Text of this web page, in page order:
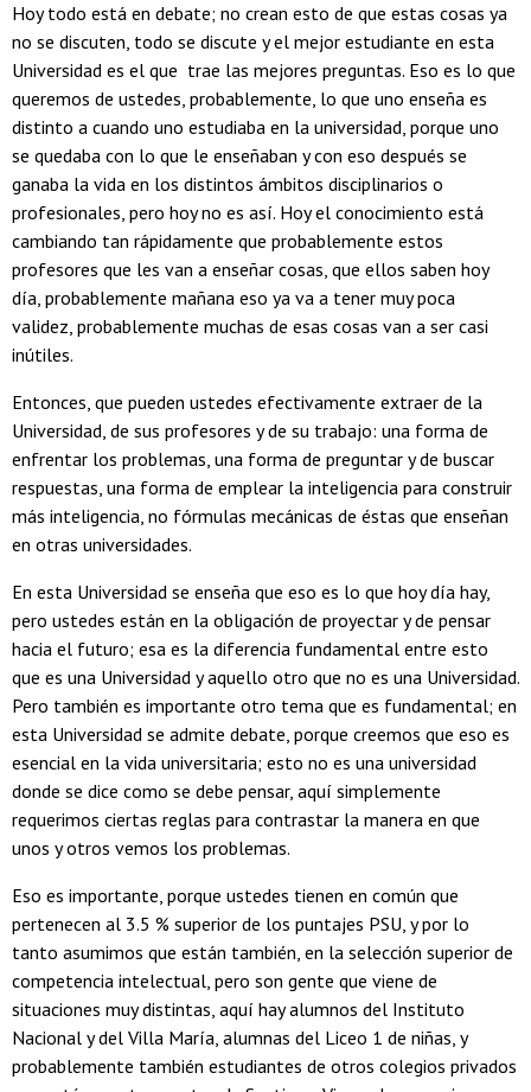
Hoy todo está en debate; no crean esto de que estas cosas ya
no se discuten, todo se discute y el mejor estudiante en esta
Universidad es el que trae las mejores preguntas. Eso es lo que
queremos de ustedes, probablemente, lo que uno enseña es
distinto a cuando uno estudiaba en la universidad, porque uno
se quedaba con lo que le enseñaban y con eso después se
ganaba la vida en los distintos ámbitos disciplinarios o
profesionales, pero hoy no es así. Hoy el conocimiento está
cambiando tan rápidamente que probablemente estos
profesores que les van a enseñar cosas, que ellos saben hoy
día, probablemente mañana eso ya va a tener muy poca
validez, probablemente muchas de esas cosas van a ser casi
inútiles.
Entonces, que pueden ustedes efectivamente extraer de la
Universidad, de sus profesores y de su trabajo: una forma de
enfrentar los problemas, una forma de preguntar y de buscar
respuestas, una forma de emplear la inteligencia para construir
más inteligencia, no fórmulas mecánicas de éstas que enseñan
en otras universidades.
En esta Universidad se enseña que eso es lo que hoy día hay,
pero ustedes están en la obligación de proyectar y de pensar
hacia el futuro; esa es la diferencia fundamental entre esto
que es una Universidad y aquello otro que no es una Universidad.
Pero también es importante otro tema que es fundamental; en
esta Universidad se admite debate, porque creemos que eso es
esencial en la vida universitaria; esto no es una universidad
donde se dice como se debe pensar, aquí simplemente
requerimos ciertas reglas para contrastar la manera en que
unos y otros vemos los problemas.
Eso es importante, porque ustedes tienen en común que
pertenecen al 3.5 % superior de los puntajes PSU, y por lo
tanto asumimos que están también, en la selección superior de
competencia intelectual, pero son gente que viene de
situaciones muy distintas, aquí hay alumnos del Instituto
Nacional y del Villa María, alumnas del Liceo 1 de niñas, y
probablemente también estudiantes de otros colegios privados